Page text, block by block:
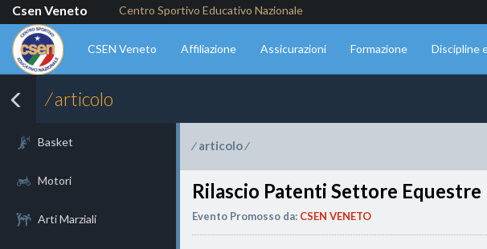
Csen Veneto Centro Sportivo Educativo Nazionale
CSEN Veneto Affiliazione Assicurazioni Formazione Discipline
⁄ articolo
Basket
Motori
Arti Marziali
⁄articolo⁄
Rilascio Patenti Settore Equestre
Evento Promosso da: CSEN VENETO